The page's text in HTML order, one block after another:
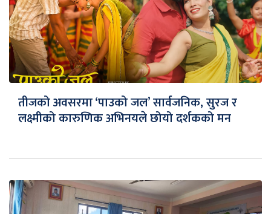
तीजको अवसरमा ‘पाउको जल’ सार्वजनिक, सुरज र
लक्ष्मीको कारुणिक अभिनयले छोयो दर्शकको मन